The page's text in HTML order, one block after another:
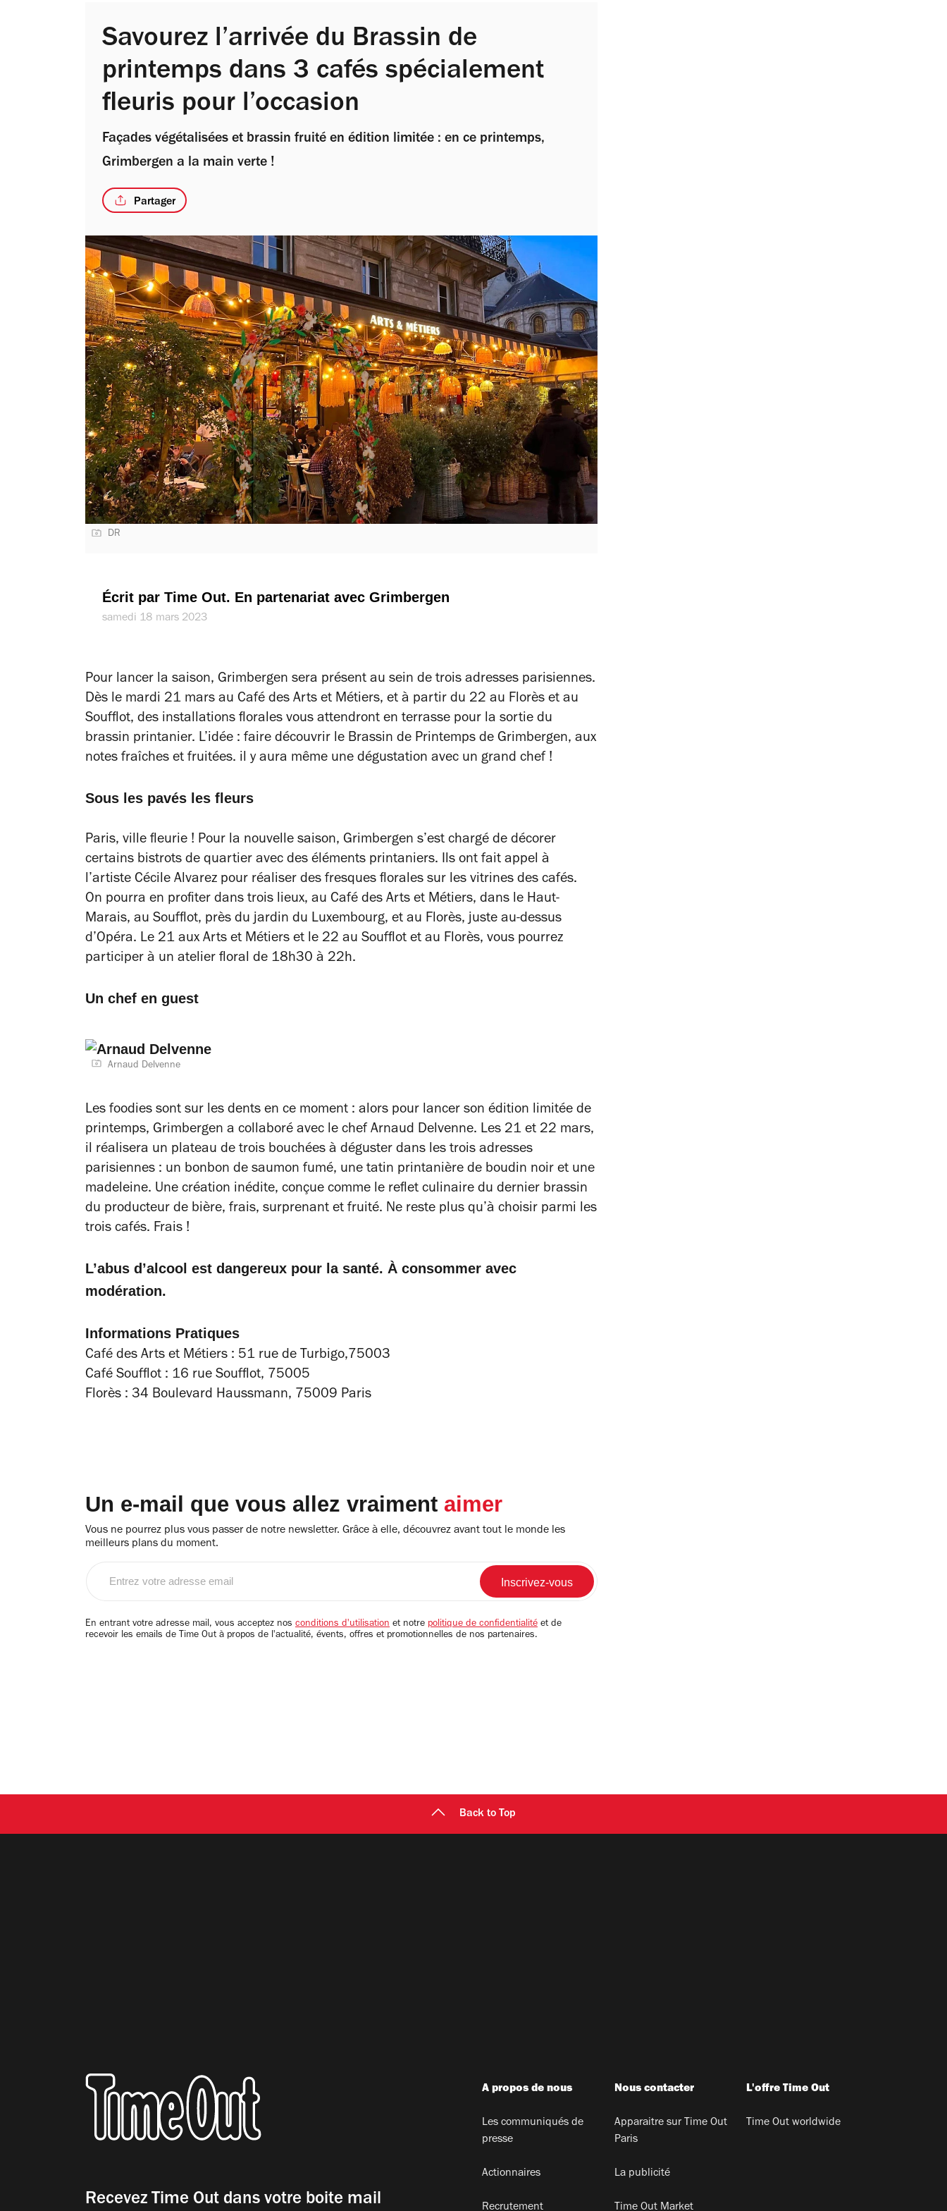
Savourez l’arrivée du Brassin de
printemps dans 3 cafés spécialement
fleuris pour l’occasion
Façades végétalisées et brassin fruité en édition limitée : en ce printemps,
Grimbergen a la main verte !
Partager
DR
Écrit par Time Out. En partenariat avec Grimbergen
samedi 18 mars 2023
Pour lancer la saison, Grimbergen sera présent au sein de trois adresses parisiennes.
Dès le mardi 21 mars au Café des Arts et Métiers, et à partir du 22 au Florès et au
Soufflot, des installations florales vous attendront en terrasse pour la sortie du
brassin printanier. L’idée : faire découvrir le Brassin de Printemps de Grimbergen, aux
notes fraîches et fruitées. il y aura même une dégustation avec un grand chef !
Sous les pavés les fleurs
Paris, ville fleurie ! Pour la nouvelle saison, Grimbergen s’est chargé de décorer
certains bistrots de quartier avec des éléments printaniers. Ils ont fait appel à
l’artiste Cécile Alvarez pour réaliser des fresques florales sur les vitrines des cafés.
On pourra en profiter dans trois lieux, au Café des Arts et Métiers, dans le Haut-
Marais, au Soufflot, près du jardin du Luxembourg, et au Florès, juste au-dessus
d’Opéra. Le 21 aux Arts et Métiers et le 22 au Soufflot et au Florès, vous pourrez
participer à un atelier floral de 18h30 à 22h.
Un chef en guest
Arnaud Delvenne
Les foodies sont sur les dents en ce moment : alors pour lancer son édition limitée de
printemps, Grimbergen a collaboré avec le chef Arnaud Delvenne. Les 21 et 22 mars,
il réalisera un plateau de trois bouchées à déguster dans les trois adresses
parisiennes : un bonbon de saumon fumé, une tatin printanière de boudin noir et une
madeleine. Une création inédite, conçue comme le reflet culinaire du dernier brassin
du producteur de bière, frais, surprenant et fruité. Ne reste plus qu’à choisir parmi les
trois cafés. Frais !
L’abus d’alcool est dangereux pour la santé. À consommer avec
modération.
Informations Pratiques
Café des Arts et Métiers : 51 rue de Turbigo,75003
Café Soufflot : 16 rue Soufflot, 75005
Florès : 34 Boulevard Haussmann, 75009 Paris
Un e-mail que vous allez vraiment aimer
Vous ne pourrez plus vous passer de notre newsletter. Grâce à elle, découvrez avant tout le monde les
meilleurs plans du moment.
email
En entrant votre adresse mail, vous acceptez nos conditions d'utilisation et notre politique de confidentialité et de
recevoir les emails de Time Out à propos de l'actualité, évents, offres et promotionnelles de nos partenaires.
Back to Top
Recevez Time Out dans votre boite mail
A propos de nous
Les communiqués de
presse
Actionnaires
Recrutement
Nous contacter
Apparaitre sur Time Out
Paris
La publicité
Time Out Market
L'offre Time Out
Time Out worldwide